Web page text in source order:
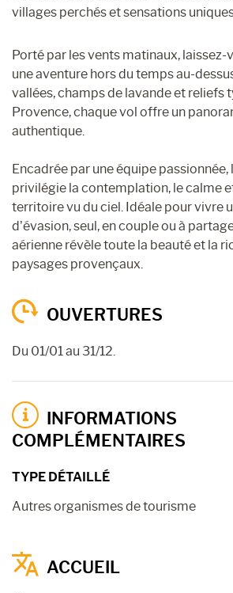
villages perchés et sensations
Porté par les vents matinaux,
une aventure hors du temps au-
vallées, champs de lavande et reliefs
Provence, chaque vol offre un
authentique.
Encadrée par une équipe passionnée,
privilégie la contemplation, le calme
territoire vu du ciel. Idéale pour vivre
d’évasion, seul, en couple ou à
aérienne révèle toute la beauté et la
paysages provençaux.
OUVERTURES
Du 01/01 au 31/12.
INFORMATIONS
COMPLÉMENTAIRES
TYPE DÉTAILLÉ
Autres organismes de tourisme
ACCUEIL